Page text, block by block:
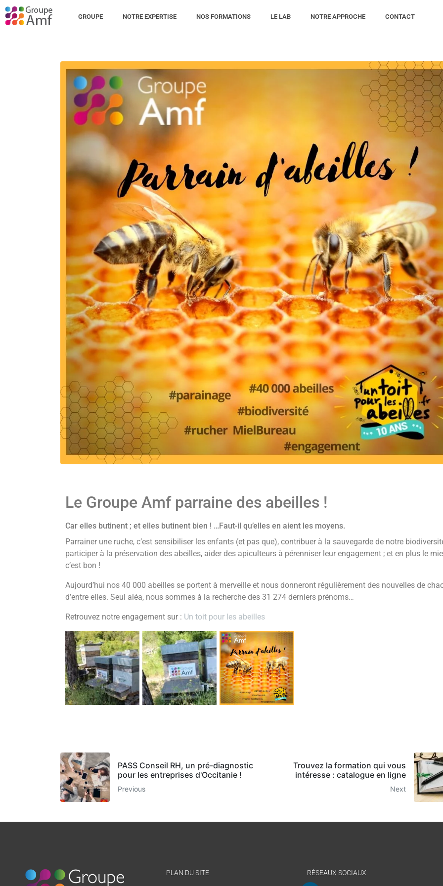
GROUPE NOTRE EXPERTISE NOS FORMATIONS LE LAB NOTRE APPROCHE CONTACT
Le Groupe Amf parraine des abeilles !
Car elles butinent ; et elles butinent bien ! …Faut-il qu’elles en aient les moyens.
Parrainer une ruche, c’est sensibiliser les enfants (et pas que), contribuer à la sauvegarde de notre
participer à la préservation des abeilles, aider des apiculteurs à pérenniser leur engagement ; et en plus le
c’est bon !
Aujourd’hui nos 40 000 abeilles se portent à merveille et nous donneront régulièrement des nouvelles de
d’entre elles. Seul aléa, nous sommes à la recherche des 31 274 derniers prénoms…
Retrouvez notre engagement sur : Un toit pour les abeilles
PASS Conseil RH, un pré-diagnostic
pour les entreprises d'Occitanie !
Previous
Trouvez la formation qui vous
intéresse : catalogue en ligne
Next
PLAN DU SITE
RÉSEAUX SOCIAUX